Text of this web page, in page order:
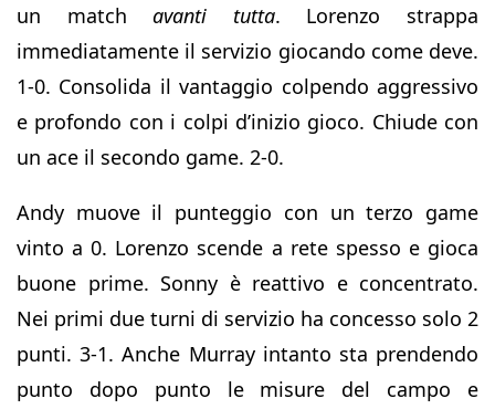
un matchavanti tutta. Lorenzo strappa
immediatamente il servizio giocando come deve.
1-0. Consolida il vantaggio colpendo aggressivo
e profondo con i colpi d’inizio gioco. Chiude con
un ace il secondo game. 2-0.
Andy muove il punteggio con un terzo game
vinto a 0. Lorenzo scende a rete spesso e gioca
buone prime. Sonny è reattivo e concentrato.
Nei primi due turni di servizio ha concesso solo 2
punti. 3-1. Anche Murray intanto sta prendendo
punto dopo punto le misure del campo e